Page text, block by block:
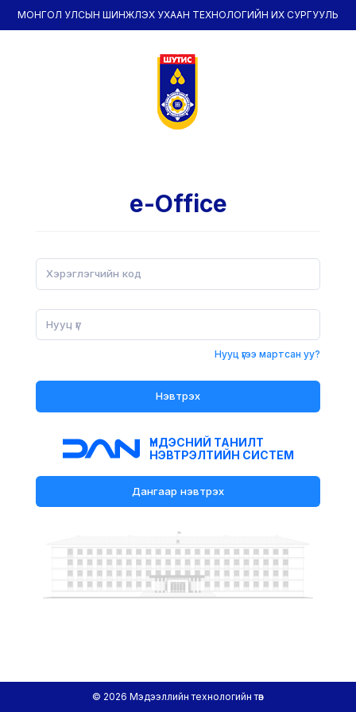
МОНГОЛ УЛСЫН ШИНЖЛЭХ УХААН ТЕХНОЛОГИЙН ИХ СУРГУУЛЬ
e-Office
Нууц үгээ мартсан уу?
Нэвтрэх
ҮНДЭСНИЙ ТАНИЛТ
НЭВТРЭЛТИЙН СИСТЕМ
Дангаар нэвтрэх
© 2026 Мэдээллийн технологийн төв